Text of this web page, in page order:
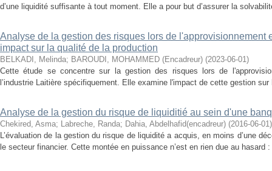
d’une liquidité suffisante à tout moment. Elle a pour but d’assurer la
Analyse de la gestion des risques lors de l'approvisionnement
impact sur la qualité de la production
BELKADI, Melinda; BAROUDI, MOHAMMED (Encadreur) (2023-06-01)
Cette étude se concentre sur la gestion des risques lors de
l’industrie Laitière spécifiquement. Elle examine l'impact de cette gestion
Analyse de la gestion du risque de liquiditié au sein d'une
Chekired, Asma; Labreche, Randa; Dahia, Abdelhafid(encadreur) (2016-06-01)
L’évaluation de la gestion du risque de liquidité a acquis, en moins d’une
le secteur financier. Cette montée en puissance n’est en rien due au hasard